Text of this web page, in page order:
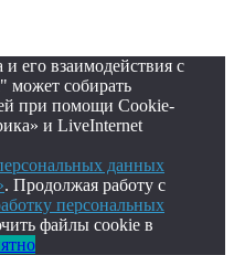
его взаимодействия с
может собирать
при помощи Cookie-
и LiveInternet
данных
. Продолжая работу с
персональных
файлы cookie в